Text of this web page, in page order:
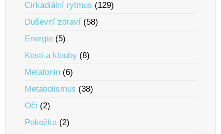
Cirkadiální rytmus (129)
Duševní zdraví (58)
Energie (5)
Kosti a klouby (8)
Melatonin (6)
Metabolismus (38)
Oči (2)
Pokožka(2)